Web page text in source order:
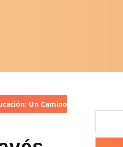
Un Camino